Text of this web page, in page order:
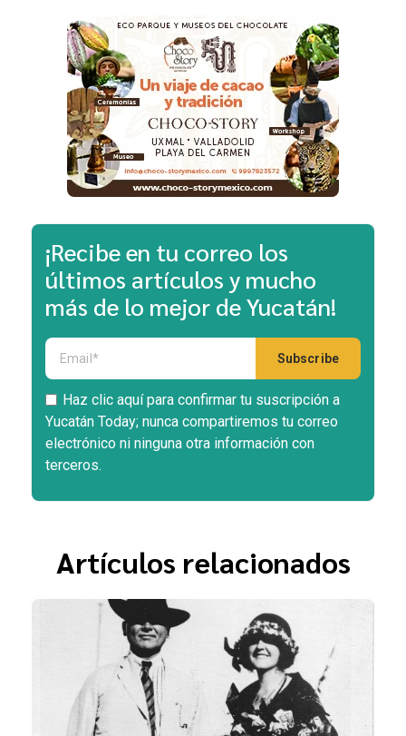
¡Recibe en tu correo los
últimos artículos y mucho
más de lo mejor de Yucatán!
Haz clic aquí para confirmar tu suscripción a
Yucatán Today; nunca compartiremos tu correo
electrónico ni ninguna otra información con
terceros.
Artículos relacionados